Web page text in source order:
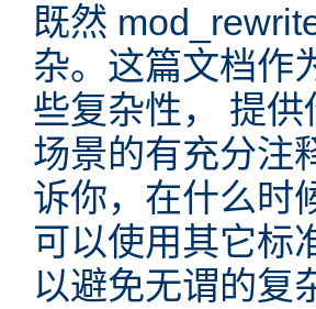
既然
杂。这篇文档作
些复杂性， 提
场景的有充分注
诉你，在什么时
可以使用其它标
以避免无谓的复